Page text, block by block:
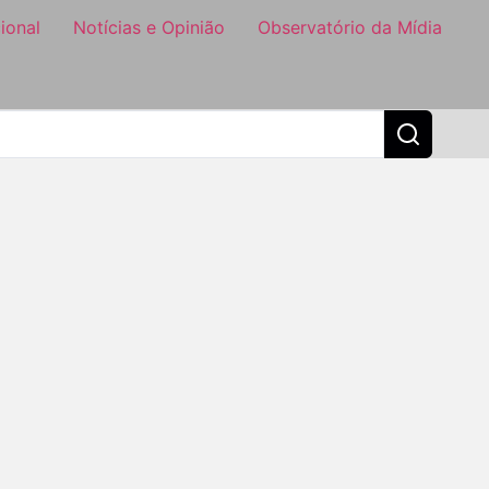
Notícias e Opinião Observatório da Mídia